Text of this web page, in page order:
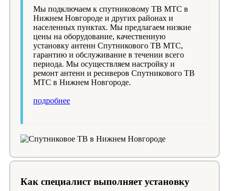
Мы подключаем к спутниковому ТВ МТС в
Нижнем Новгороде и других районах и
населенных пунктах. Мы предлагаем низкие
цены на оборудование, качественную
установку антенн Спутникового ТВ МТС,
гарантию и обслуживание в течении всего
периода. Мы осуществляем настройку и
ремонт антенн и ресиверов Спутникового ТВ
МТС в Нижнем Новгороде.
подробнее
Как специалист выполняет установку